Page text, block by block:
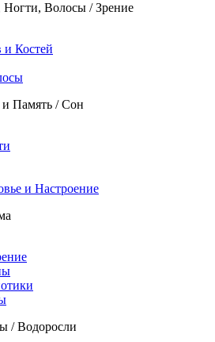
Волосы / Зрение
и Костей
Память / Сон
и Настроение
/ Водоросли